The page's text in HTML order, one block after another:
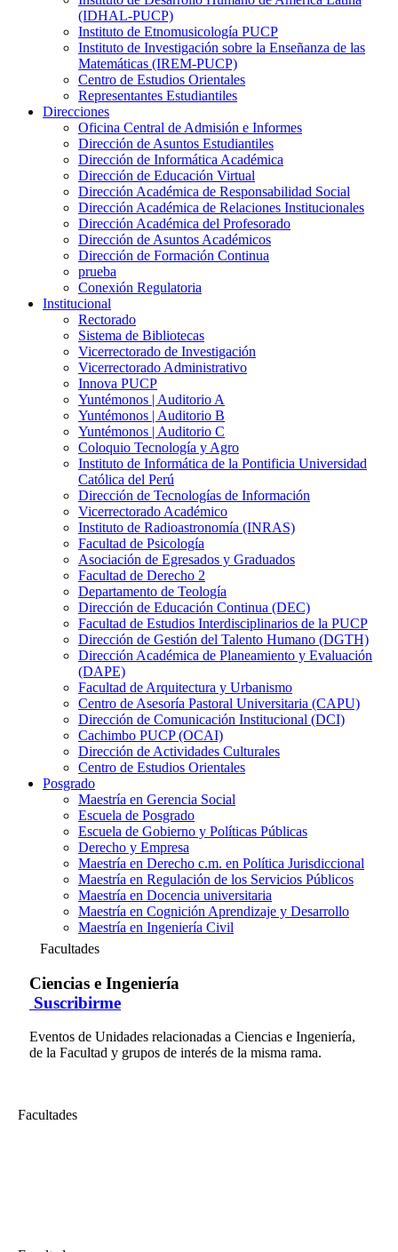
(IDHAL-PUCP)
Instituto de Etnomusicología PUCP
Instituto de Investigación sobre la Enseñanza de las
Matemáticas (IREM-PUCP)
Centro de Estudios Orientales
Representantes Estudiantiles
Direcciones
Oficina Central de Admisión e Informes
Dirección de Asuntos Estudiantiles
Dirección de Informática Académica
Dirección de Educación Virtual
Dirección Académica de Responsabilidad Social
Dirección Académica de Relaciones Institucionales
Dirección Académica del Profesorado
Dirección de Asuntos Académicos
Dirección de Formación Continua
prueba
Conexión Regulatoria
Institucional
Rectorado
Sistema de Bibliotecas
Vicerrectorado de Investigación
Vicerrectorado Administrativo
Innova PUCP
Yuntémonos | Auditorio A
Yuntémonos | Auditorio B
Yuntémonos | Auditorio C
Coloquio Tecnología y Agro
Instituto de Informática de la Pontificia Universidad
Católica del Perú
Dirección de Tecnologías de Información
Vicerrectorado Académico
Instituto de Radioastronomía (INRAS)
Facultad de Psicología
Asociación de Egresados y Graduados
Facultad de Derecho 2
Departamento de Teología
Dirección de Educación Continua (DEC)
Facultad de Estudios Interdisciplinarios de la PUCP
Dirección de Gestión del Talento Humano (DGTH)
Dirección Académica de Planeamiento y Evaluación
(DAPE)
Facultad de Arquitectura y Urbanismo
Centro de Asesoría Pastoral Universitaria (CAPU)
Dirección de Comunicación Institucional (DCI)
Cachimbo PUCP (OCAI)
Dirección de Actividades Culturales
Centro de Estudios Orientales
Posgrado
Maestría en Gerencia Social
Escuela de Posgrado
Escuela de Gobierno y Políticas Públicas
Derecho y Empresa
Maestría en Derecho c.m. en Política Jurisdiccional
Maestría en Regulación de los Servicios Públicos
Maestría en Docencia universitaria
Maestría en Cognición Aprendizaje y Desarrollo
Maestría en Ingeniería Civil
Facultades
Ciencias e Ingeniería
Suscribirme
Eventos de Unidades relacionadas a Ciencias e Ingeniería,
de la Facultad y grupos de interés de la misma rama.
Facultades